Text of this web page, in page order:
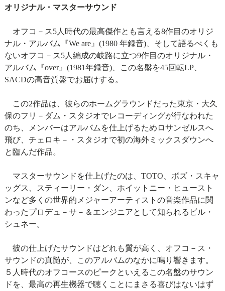
オリジナル・マスターサウンド
オフコ－ス5人時代の最高傑作とも言える8作目のオリジ
ナル・アルバム『We are』(1980 年録音)、そして語るべくも
ないオフコ－ス5人編成の岐路に立つ9作目のオリジナル・
アルバム『over』(1981年録音)、この名盤を45回転LP、
SACDの高音質盤でお届けする。
この2作品は、彼らのホームグラウンドだった東京・大久
保のフリ－ダム・スタジオでレコーディングが行なわれた
のち、メンバーはアルバムを仕上げるためロサンゼルスへ
飛び、チェロキ－・スタジオで初の海外ミックスダウンへ
と臨んだ作品。
マスターサウンドを仕上げたのは、TOTO、ボズ・スキャ
ッグス、スティーリー・ダン、ホイットニー・ヒュースト
ンなど多くの世界的メジャーアーティストの音楽作品に関
わったプロデュ－サ－＆エンジニアとして知られるビル・
シュネー。
彼の仕上げたサウンドはどれも質が高く、オフコ－ス・
サウンドの真髄が、このアルバムのなかに鳴り響きます。
５人時代のオフコースのピークといえるこの名盤のサウン
ドを、最高の再生機器で聴くことにまさる喜びはないはず